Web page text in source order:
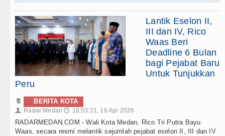
Lantik Eselon II,
III dan IV, Rico
Waas Beri
Deadline 6 Bulan
bagi Pejabat Baru
Untuk Tunjukkan
Peru
🔖 BERITA KOTA
👤 Radar Medan 🕔 18:53:21, 16 Apr 2026
RADARMEDAN.COM - Wali Kota Medan, Rico Tri Putra Bayu
Waas, secara resmi melantik sejumlah pejabat eselon II, III dan IV